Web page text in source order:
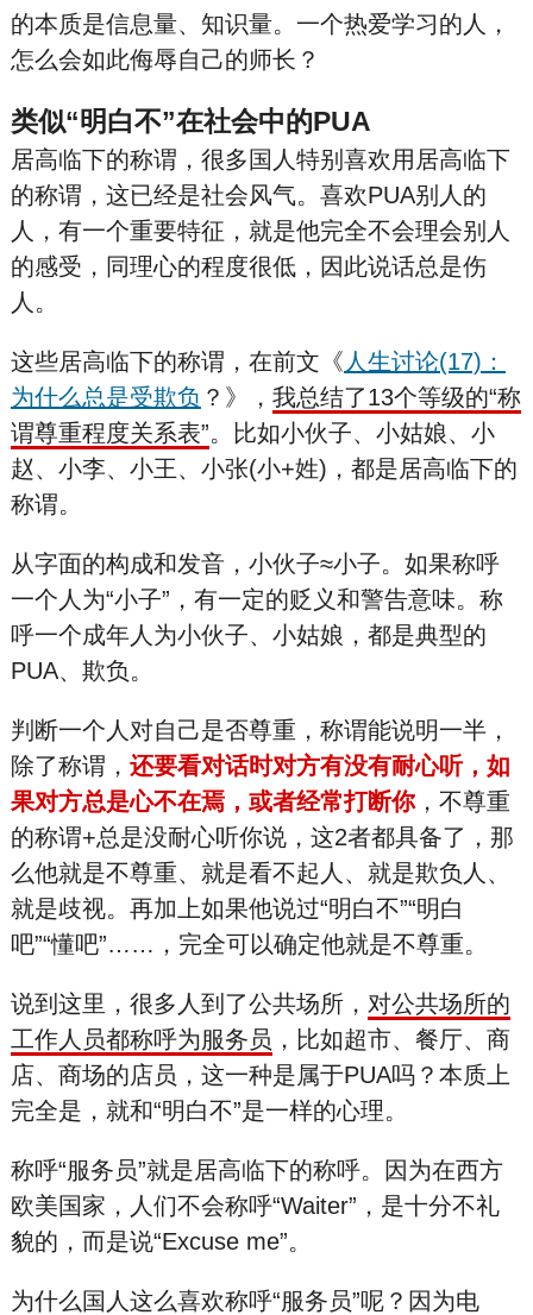
的本质是信息量、知识量。一个热爱学习的人，
怎么会如此侮辱自己的师长？
类似“明白不”在社会中的PUA
居高临下的称谓，很多国人特别喜欢用居高临下
的称谓，这已经是社会风气。喜欢PUA别人的
人，有一个重要特征，就是他完全不会理会别人
的感受，同理心的程度很低，因此说话总是伤
人。
这些居高临下的称谓，在前文《 人生讨论(17)：
为什么总是受欺负 ？》， 我总结了13个等级的“称
谓尊重程度关系表”。比如小伙子、小姑娘、小
赵、小李、小王、小张(小+姓)，都是居高临下的
称谓。
从字面的构成和发音，小伙子≈小子。如果称呼
一个人为“小子”，有一定的贬义和警告意味。称
呼一个成年人为小伙子、小姑娘，都是典型的
PUA、欺负。
判断一个人对自己是否尊重，称谓能说明一半，
除了称谓， 还要看对话时对方有没有耐心听，如
果对方总是心不在焉，或者经常打断你，不尊重
的称谓+总是没耐心听你说，这2者都具备了，那
么他就是不尊重、就是看不起人、就是欺负人、
就是歧视。再加上如果他说过“明白不”“明白
吧”“懂吧”……，完全可以确定他就是不尊重。
说到这里，很多人到了公共场所， 对公共场所的
工作人员都称呼为服务员 ，比如超市、餐厅、商
店、商场的店员，这一种是属于PUA吗？本质上
完全是，就和“明白不”是一样的心理。
称呼“服务员”就是居高临下的称呼。因为在西方
欧美国家，人们不会称呼“Waiter”，是十分不礼
貌的，而是说“Excuse me”。
为什么国人这么喜欢称呼“服务员”呢？因为电